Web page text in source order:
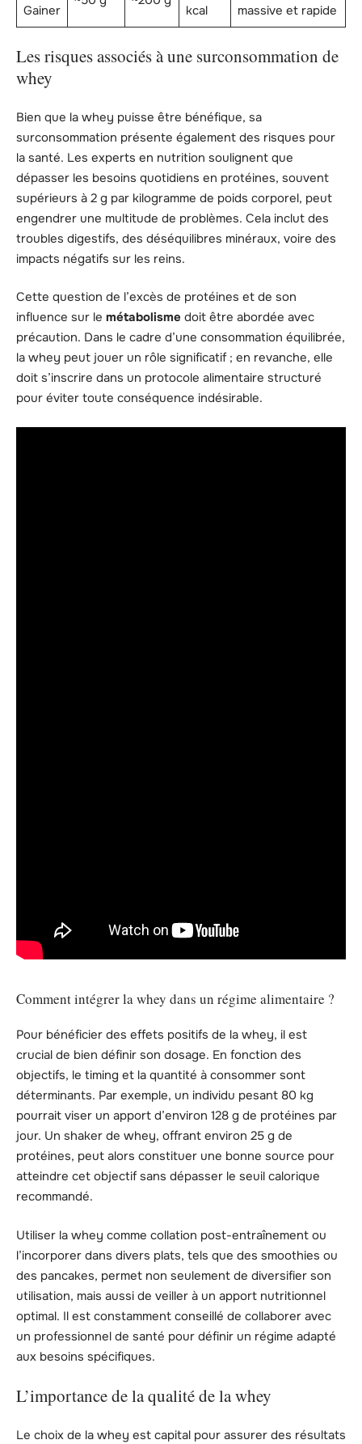
Gainer kcal massive et rapide
Les risques associés à une surconsommation de
whey
Bien que la whey puisse être bénéfique, sa
surconsommation présente également des risques pour
la santé. Les experts en nutrition soulignent que
dépasser les besoins quotidiens en protéines, souvent
supérieurs à 2 g par kilogramme de poids corporel, peut
engendrer une multitude de problèmes. Cela inclut des
troubles digestifs, des déséquilibres minéraux, voire des
impacts négatifs sur les reins.
Cette question de l’excès de protéines et de son
influence sur le métabolisme doit être abordée avec
précaution. Dans le cadre d’une consommation équilibrée,
la whey peut jouer un rôle significatif ; en revanche, elle
doit s’inscrire dans un protocole alimentaire structuré
pour éviter toute conséquence indésirable.
Comment intégrer la whey dans un régime alimentaire ?
Pour bénéficier des effets positifs de la whey, il est
crucial de bien définir son dosage. En fonction des
objectifs, le timing et la quantité à consommer sont
déterminants. Par exemple, un individu pesant 80 kg
pourrait viser un apport d’environ 128 g de protéines par
jour. Un shaker de whey, offrant environ 25 g de
protéines, peut alors constituer une bonne source pour
atteindre cet objectif sans dépasser le seuil calorique
recommandé.
Utiliser la whey comme collation post-entraînement ou
l’incorporer dans divers plats, tels que des smoothies ou
des pancakes, permet non seulement de diversifier son
utilisation, mais aussi de veiller à un apport nutritionnel
optimal. Il est constamment conseillé de collaborer avec
un professionnel de santé pour définir un régime adapté
aux besoins spécifiques.
L’importance de la qualité de la whey
Le choix de la whey est capital pour assurer des résultats